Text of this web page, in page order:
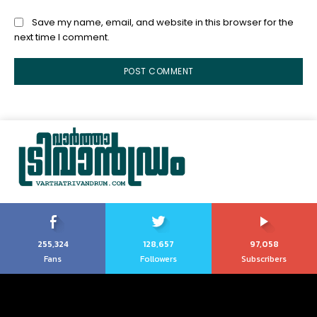
Save my name, email, and website in this browser for the
next time I comment.
255,324
Fans
128,657
Followers
97,058
Subscribers